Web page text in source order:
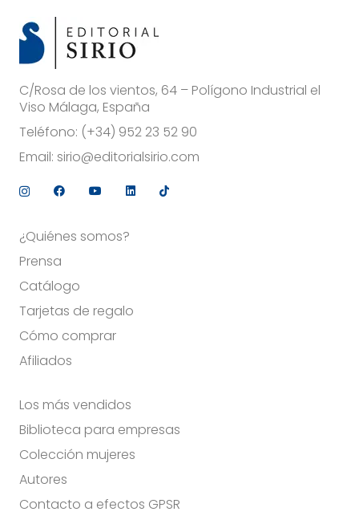
C/Rosa de los vientos, 64 – Polígono Industrial el
Viso Málaga, España
Teléfono: (+34) 952 23 52 90
Email: sirio@editorialsirio.com
¿Quiénes somos?
Prensa
Catálogo
Tarjetas de regalo
Cómo comprar
Afiliados
Los más vendidos
Biblioteca para empresas
Colección mujeres
Autores
Contacto a efectos GPSR